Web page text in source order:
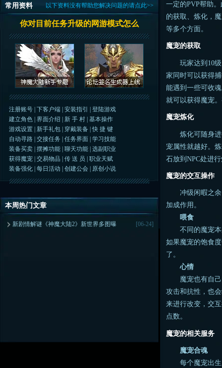
以下资料没有帮助您解决问题的请点此>>
常用资料
你对目前任务升级的网游模式怎么
注册账号 |下客户端 |安装指引 |登陆游戏
建立角色 |界面介绍 新 手 村 |基本操作
游戏设置
新手礼包 穿戴装备 |快 捷 键
自动寻路 |交接任务 |任务界面 |学习技能
装备买卖 |摆摊功能 |聊天功能 |选副职业
获得魔宠 |交易物品 |传 送 员 |职业天赋
装备强化 |每日活动 |创建公会 原创小说
本周热门文章
[06-24]
新剧情解谜《神魔大陆2》新世界多图曝
一定的PVP帮助
的获取、炼化，
等多个方面。
魔宠的获取
玩家达到10级
家同时可以获得
能遇到一些可收
就可以获得魔宠
魔宠炼化
炼化可随身进
宠属性就越好。
石放到NPC处进
魔宠的交互操作
冲级闲暇之余
加成作用。
喂食
不同的魔宠本
如果魔宠的饱食
了。
心情
魔宠也有自己
攻击和抗性，也
来进行改变，交
点数。
魔宠的相关服务
魔宠合魂
每个魔宠出生